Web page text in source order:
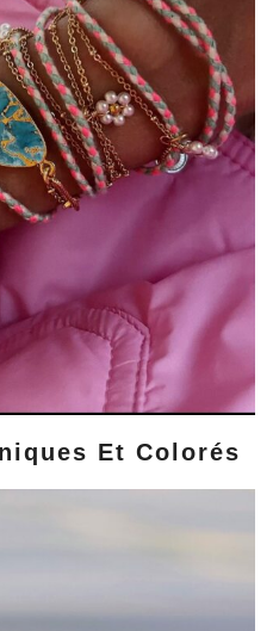
Et Colorés